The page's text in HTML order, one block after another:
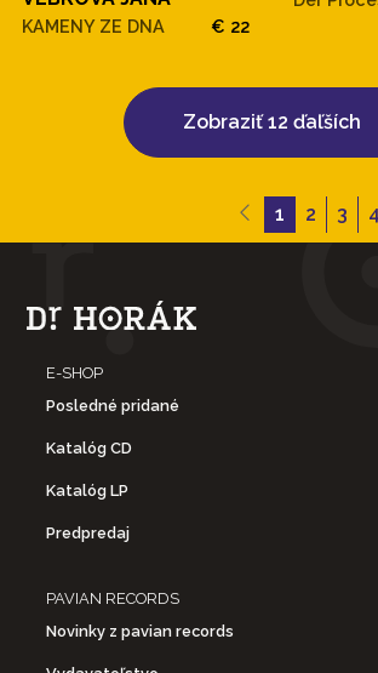
KAMENY ZE DNA € 22
Zobraziť 12 ďaľších
1 2 3 4
E-SHOP
Posledné pridané
Katalóg CD
Katalóg LP
Predpredaj
PAVIAN RECORDS
Novinky z pavian records